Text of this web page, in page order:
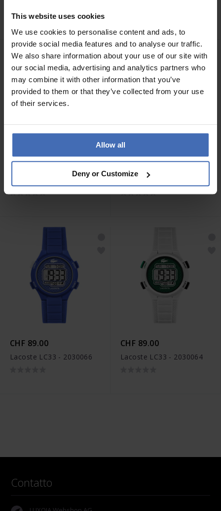
This website uses cookies
We use cookies to personalise content and ads, to
provide social media features and to analyse our traffic.
We also share information about your use of our site with
our social media, advertising and analytics partners who
may combine it with other information that you’ve
provided to them or that they’ve collected from your use
of their services.
Allow all
Deny or Customize
2030052
CHF 79.00
Lacoste Rider - 2020159
CHF 79.00
Lacoste Rider - 2020157
CHF 89.00
Lacoste LC33 - 2030066
CHF 89.00
Lacoste LC33 - 2030064
Contatto